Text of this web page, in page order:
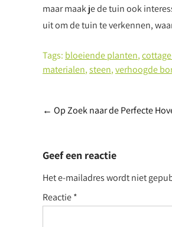
maar maak je de tuin ook
uit om de tuin te verkennen,
Tags: bloeiende planten,
materialen,steen,verhoogde
Post
← Op Zoek naar de Perfecte
Geef een reactie
Het e-mailadres wordt niet
Reactie*